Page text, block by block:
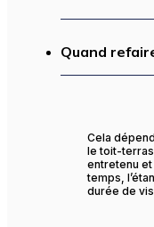
Quand
Cela
le toit-
entretenu
temps,
durée de